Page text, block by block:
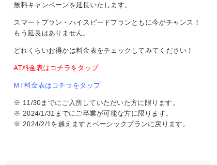
無料キャンペーンを延長いたします。
スマートプラン・ハイスピードプランともに今がチャンス！
もう延長はありません。
どれくらいお得かは料金表をチェックしてみてください！
AT料金表はコチラをタップ
MT料金表はコチラをタップ
※ 11/30までにご入所していただいた方に限ります。
※ 2024/1/31までにご卒業が可能な方に限ります。
※ 2024/2/1を越えますとベーシックプランに戻ります。